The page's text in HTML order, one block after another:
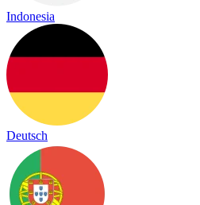
Indonesia
Deutsch